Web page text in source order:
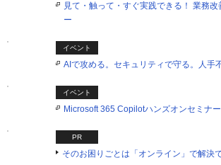
見て・触って・すぐ実践できる！ 業務
ー
イベント
AIで攻める。セキュリティで守る。人手
イベント
Microsoft 365 Copilotハンズオンセミナー
PR
そのお困りごとは「オンライン」で解決